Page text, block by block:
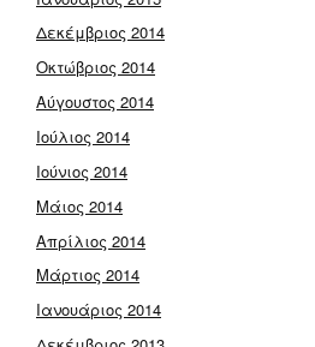
Δεκέμβριος 2014
Οκτώβριος 2014
Αύγουστος 2014
Ιούλιος 2014
Ιούνιος 2014
Μάιος 2014
Απρίλιος 2014
Μάρτιος 2014
Ιανουάριος 2014